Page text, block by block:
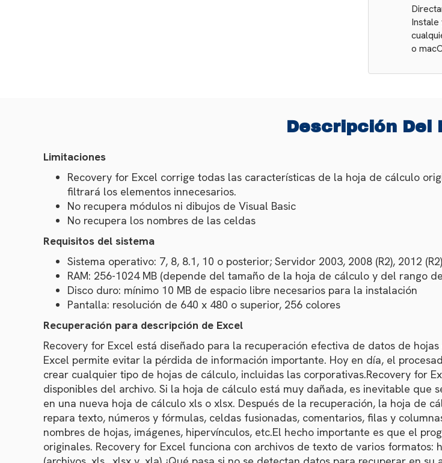
o
Descripción Del
Limitaciones
Recovery for Excel corrige todas las características de la hoja de cálculo
filtrará los elementos innecesarios.
No recupera módulos ni dibujos de Visual Basic
No recupera los nombres de las celdas
Requisitos del sistema
Sistema operativo: 7, 8, 8.1, 10 o posterior; Servidor 2003, 2008 (R2), 2012
RAM: 256-1024 MB (depende del tamaño de la hoja de cálculo y del rango
Disco duro: mínimo 10 MB de espacio libre necesarios para la instalación
Pantalla: resolución de 640 x 480 o superior, 256 colores
Recuperación para descripción de Excel
Recovery for Excel está diseñado para la recuperación efectiva de datos de
Excel permite evitar la pérdida de información importante. Hoy en día, el
crear cualquier tipo de hojas de cálculo, incluidas las corporativas.Recovery for
disponibles del archivo. Si la hoja de cálculo está muy dañada, es inevitable que
en una nueva hoja de cálculo xls o xlsx. Después de la recuperación, la hoja de
repara texto, números y fórmulas, celdas fusionadas, comentarios, filas y
nombres de hojas, imágenes, hipervínculos, etc.El hecho importante es que el
originales. Recovery for Excel funciona con archivos de texto de varios